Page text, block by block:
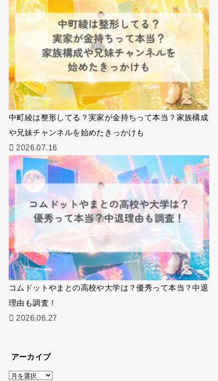
中町綾は整形してる？実家が金持ちって本当？家族構成
や兄妹チャンネルを始めたきっかけも
2026.07.16
コムドットやまとの高校や大学は？優秀って本当？中退
理由も調査！
2026.06.27
アーカイブ
ア